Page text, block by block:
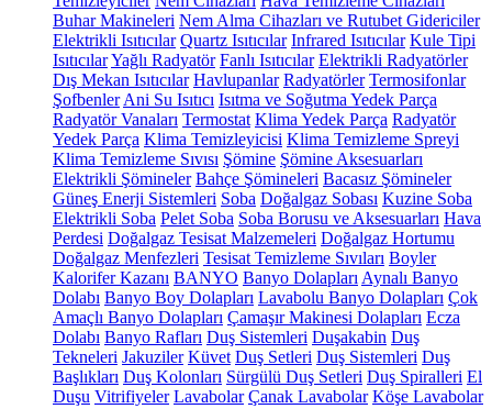
Buhar Makineleri Nem Alma Cihazları ve Rutubet Gidericiler
Elektrikli Isıtıcılar Quartz Isıtıcılar Infrared Isıtıcılar Kule Tipi
IsıtıcılarYağlı Radyatör Fanlı Isıtıcılar Elektrikli Radyatörler
Dış Mekan Isıtıcılar Havlupanlar Radyatörler Termosifonlar
Şofbenler Ani Su Isıtıcı Isıtma ve Soğutma Yedek Parça
Radyatör Vanaları Termostat Klima Yedek Parça Radyatör
Yedek Parça Klima Temizleyicisi Klima Temizleme Spreyi
Klima Temizleme Sıvısı Şömine Şömine Aksesuarları
Elektrikli Şömineler Bahçe Şömineleri Bacasız Şömineler
Güneş Enerji Sistemleri Soba Doğalgaz Sobası Kuzine Soba
Elektrikli Soba Pelet Soba Soba Borusu ve Aksesuarları Hava
Perdesi Doğalgaz Tesisat Malzemeleri Doğalgaz Hortumu
Doğalgaz Menfezleri Tesisat Temizleme Sıvıları Boyler
Kalorifer Kazanı BANYO Banyo Dolapları Aynalı Banyo
Dolabı Banyo Boy Dolapları Lavabolu Banyo Dolapları Çok
Amaçlı Banyo Dolapları Çamaşır Makinesi Dolapları Ecza
Dolabı Banyo Rafları Duş Sistemleri Duşakabin Duş
Tekneleri Jakuziler Küvet Duş Setleri Duş Sistemleri Duş
Başlıkları Duş Kolonları Sürgülü Duş Setleri Duş Spiralleri El
Duşu Vitrifiyeler Lavabolar Çanak Lavabolar Köşe Lavabolar